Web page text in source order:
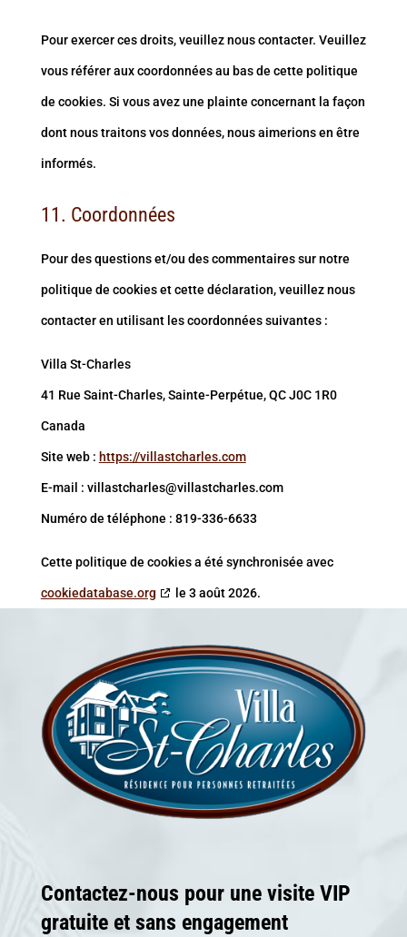
Pour exercer ces droits, veuillez nous contacter. Veuillez
vous référer aux coordonnées au bas de cette politique
de cookies. Si vous avez une plainte concernant la façon
dont nous traitons vos données, nous aimerions en être
informés.
11. Coordonnées
Pour des questions et/ou des commentaires sur notre
politique de cookies et cette déclaration, veuillez nous
contacter en utilisant les coordonnées suivantes :
Villa St-Charles
41 Rue Saint-Charles, Sainte-Perpétue, QC J0C 1R0
Canada
Site web : https://villastcharles.com
E-mail : villastcharles@villastcharles.com
Numéro de téléphone : 819-336-6633
Cette politique de cookies a été synchronisée avec
cookiedatabase.org le 3 août 2026.
Contactez-nous pour une visite VIP
gratuite et sans engagement